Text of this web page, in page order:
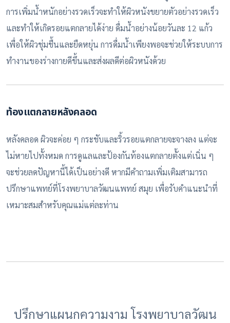
การเพิ่มน้ำหนักอย่างรวดเร็วจะทำให้ผิวหนังขยายตัวอย่างรวดเร็ว
และทำให้เกิดรอยแตกลายได้ง่าย ดื่มน้ำอย่างน้อยวันละ 12 แก้ว
เพื่อให้ผิวชุ่มชื้นและยืดหยุ่น การดื่มน้ำเพียงพอจะช่วยให้ระบบการ
ทำงานของร่างกายดีขึ้นและส่งผลดีต่อผิวหนังด้วย
ท้องแตกลายหลังคลอด
หลังคลอด ผิวจะค่อย ๆ กระชับและริ้วรอยแตกลายจะจางลง แต่จะ
ไม่หายไปทั้งหมด การดูแลและป้องกันท้องแตกลายตั้งแต่เนิ่น ๆ
จะช่วยลดปัญหานี้ได้เป็นอย่างดี หากมีคำถามเพิ่มเติมสามารถ
ปรึกษาแพทย์ที่โรงพยาบาลวัฒนแพทย์ สมุย เพื่อรับคำแนะนำที่
เหมาะสมสำหรับคุณแม่แต่ละท่าน
ปรึกษาแผนกความงาม โรงพยาบาลวัฒน